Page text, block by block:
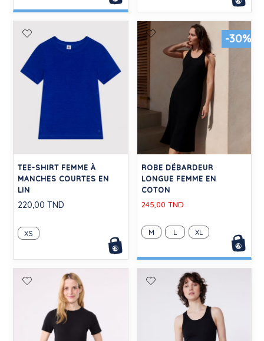
TEE-SHIRT FEMME À
MANCHES COURTES EN
LIN
220,00 TND
XS
-30%
ROBE DÉBARDEUR
LONGUE FEMME EN
COTON
245,00 TND
M L XL